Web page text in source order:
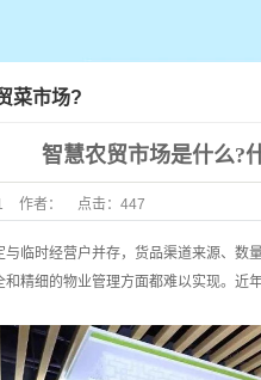
菜市场?
智慧农贸市场是什么?
作者： 点击： 447
时经营户并存，货品渠道来源、数
精细的物业管理方面都难以实现。